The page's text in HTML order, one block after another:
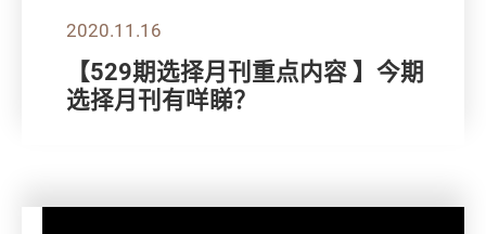
2020.11.16
【529期选择月刊重点内容 】今期
选择月刊有咩睇？